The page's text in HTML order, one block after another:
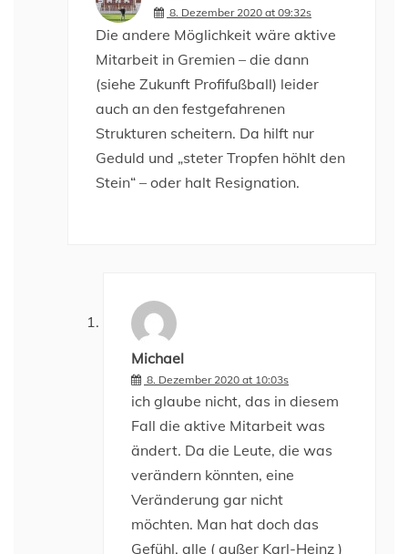
8. Dezember 2020 at 09:32s
Die andere Möglichkeit wäre aktive
Mitarbeit in Gremien – die dann
(siehe Zukunft Profifußball) leider
auch an den festgefahrenen
Strukturen scheitern. Da hilft nur
Geduld und „steter Tropfen höhlt den
Stein“ – oder halt Resignation.
Michael
8. Dezember 2020 at 10:03s
ich glaube nicht, das in diesem
Fall die aktive Mitarbeit was
ändert. Da die Leute, die was
verändern könnten, eine
Veränderung gar nicht
möchten. Man hat doch das
Gefühl, alle ( außer Karl-Heinz )